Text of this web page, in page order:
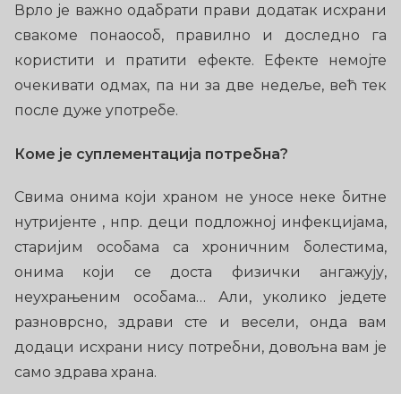
Врло је важно одабрати прави додатак исхрани
свакоме понаособ, правилно и доследно га
користити и пратити ефекте. Ефекте немојте
очекивати одмах, па ни за две недеље, већ тек
после дуже употребе.
Коме је суплементација потребна?
Свима онима који храном не уносе неке битне
нутријенте , нпр. деци подложној инфекцијама,
старијим особама са хроничним болестима,
онима који се доста физички ангажују,
неухрањеним особама… Али, уколико једете
разноврсно, здрави сте и весели, онда вам
додаци исхрани нису потребни, довољна вам је
само здрава храна.